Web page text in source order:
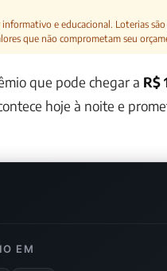
e educacional. Loterias
que não comprometam seu
que pode chegar a R$
hoje à noite e
EM